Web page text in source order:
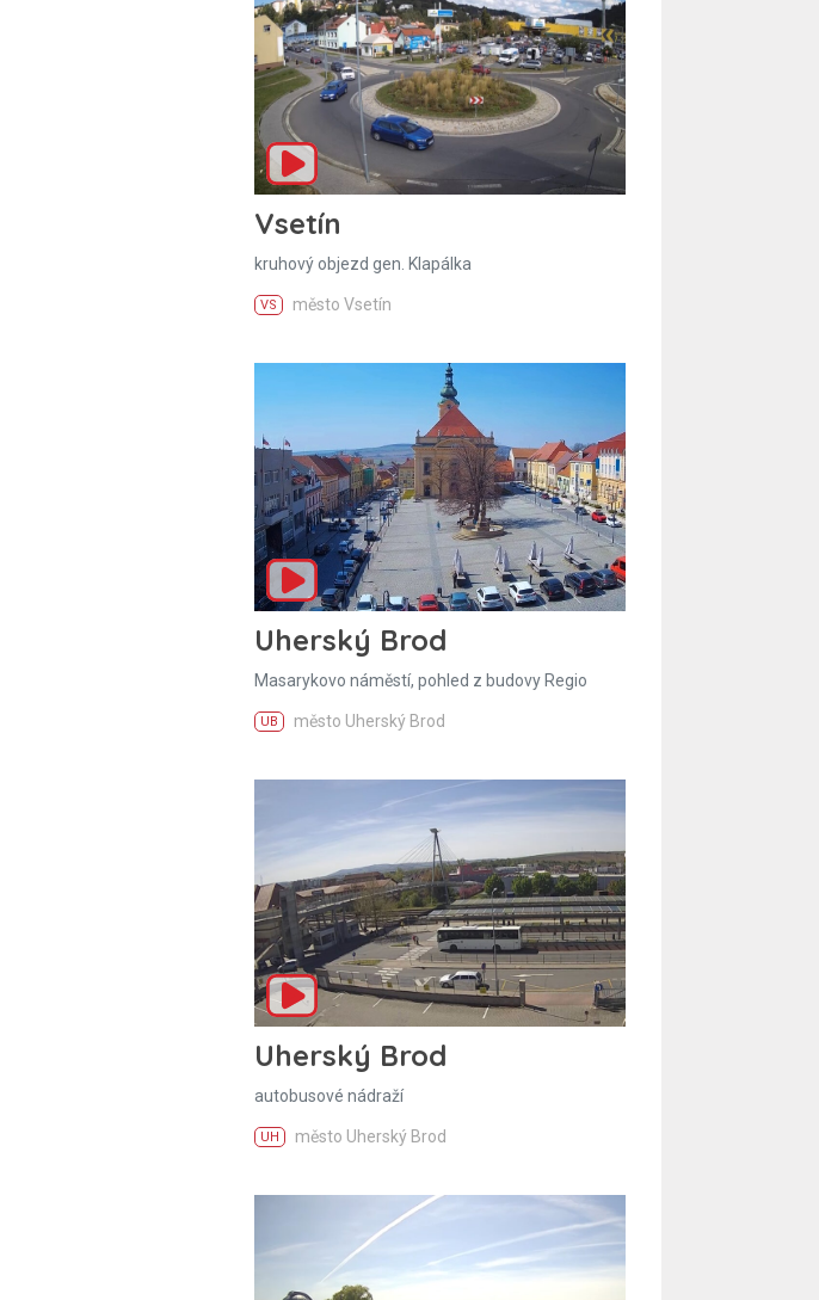
Vsetín
kruhový objezd gen. Klapálka
VS město Vsetín
Uherský Brod
Masarykovo náměstí, pohled z budovy Regio
UB město Uherský Brod
Uherský Brod
autobusové nádraží
UH město Uherský Brod